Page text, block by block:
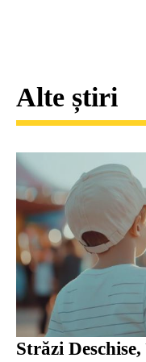
Alte știri
Străzi